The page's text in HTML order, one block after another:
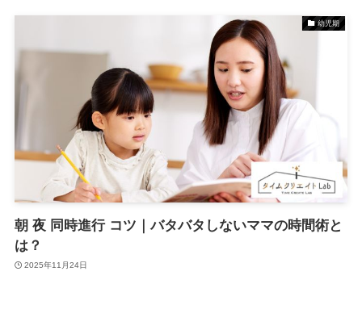
幼児期
朝 夜 同時進行 コツ｜バタバタしないママの時間術と
は？
2025年11月24日